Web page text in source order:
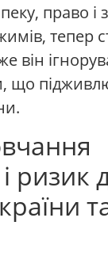
право і
тепер
він
що
ризик